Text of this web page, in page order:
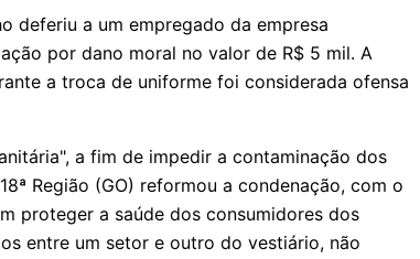
deferiu a um empregado da empresa
por dano moral no valor de R$ 5 mil. A
a troca de uniforme foi considerada ofensa
a fim de impedir a contaminação dos
Região (GO) reformou a condenação, com o
proteger a saúde dos consumidores dos
entre um setor e outro do vestiário, não